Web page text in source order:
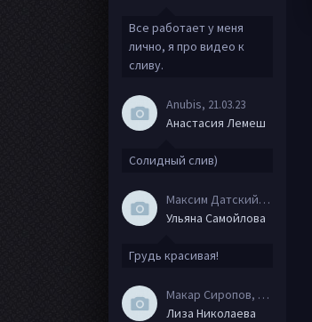
Все работает у меня
лично, я про видео к
сливу.
Anubis, 21.03.23
Анастасия Лемеш
Солидный слив)
Максим Датский
, 15.08.20
Ульяна Самойлова
Грудь красивая!
Макар Сиропов, 08.08.20
Лиза Николаева